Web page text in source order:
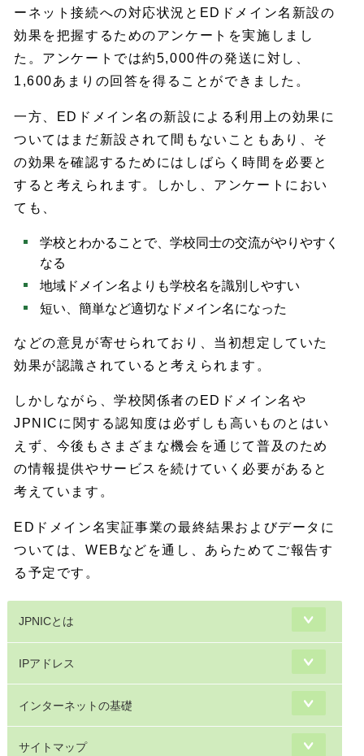
ーネット接続への対応状況とEDドメイン名新設の
効果を把握するためのアンケートを実施しまし
た。アンケートでは約5,000件の発送に対し、
1,600あまりの回答を得ることができました。
一方、EDドメイン名の新設による利用上の効果に
ついてはまだ新設されて間もないこともあり、そ
の効果を確認するためにはしばらく時間を必要と
すると考えられます。しかし、アンケートにおい
ても、
学校とわかることで、学校同士の交流がやりやすく
なる
地域ドメイン名よりも学校名を識別しやすい
短い、簡単など適切なドメイン名になった
などの意見が寄せられており、当初想定していた
効果が認識されていると考えられます。
しかしながら、学校関係者のEDドメイン名や
JPNICに関する認知度は必ずしも高いものとはい
えず、今後もさまざまな機会を通じて普及のため
の情報提供やサービスを続けていく必要があると
考えています。
EDドメイン名実証事業の最終結果およびデータに
ついては、WEBなどを通し、あらためてご報告す
る予定です。
JPNICとは
IPアドレス
インターネットの基礎
サイトマップ